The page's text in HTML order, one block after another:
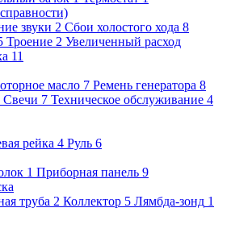
звуки 2 Сбои холостого хода 8
Троение 2 Увеличенный расход
11
масло 7 Ремень генератора 8
Свечи 7 Техническое обслуживание 4
рейка 4 Руль 6
1 Приборная панель 9
труба 2 Коллектор 5 Лямбда-зонд 1